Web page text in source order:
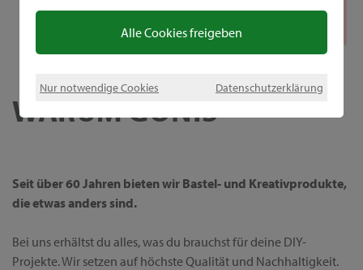
Alle Cookies freigeben
Nur notwendige Cookies Datenschutzerklärung
WARUM GONIS
Seit über 60 Jahren bieten wir Bastel- und Kreativprodukte,
die etwas anders sind.
Bei uns erhältst du alles, was du brauchst für deine DIY-
Projekte. Wir setzen auf höchste Qualität und Nachhaltigkeit.